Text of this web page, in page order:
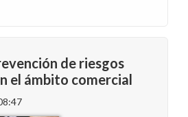
de riesgos
el ámbito comercial